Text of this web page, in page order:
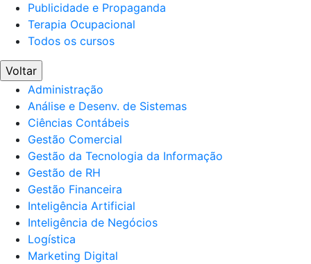
Publicidade e Propaganda
Terapia Ocupacional
Todos os cursos
Voltar
Administração
Análise e Desenv. de Sistemas
Ciências Contábeis
Gestão Comercial
Gestão da Tecnologia da Informação
Gestão de RH
Gestão Financeira
Inteligência Artificial
Inteligência de Negócios
Logística
Marketing Digital